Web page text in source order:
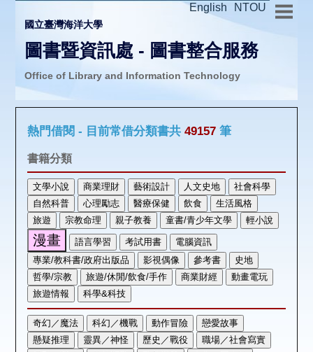
NTOU
English
國立臺灣海洋大學
圖書暨資訊處 - 圖書整合服務
Office of Library and Information Technology
推廣活動
圖書互借
線上報名
申請表單
空間借用
熱門借閱 - 目前常借分類書共 49157筆
書籍分類